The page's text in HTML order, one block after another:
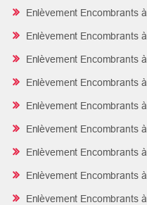
Enlèvement Encombrants
Enlèvement Encombrants
Enlèvement Encombrants
Enlèvement Encombrants
Enlèvement Encombrants
Enlèvement Encombrants
Enlèvement Encombrants
Enlèvement Encombrants
Enlèvement Encombrants